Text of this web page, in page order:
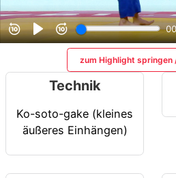
zum Highlight springen
Technik
Ko-soto-gake (kleines
äußeres Einhängen)